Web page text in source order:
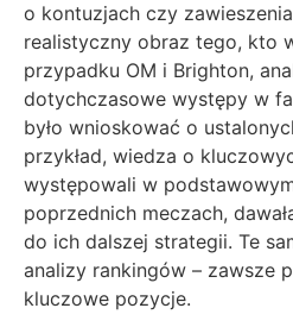
o kontuzjach czy
realistyczny obraz tego, kto
przypadku OM i Brighton,
dotychczasowe występy w
było wnioskować o
przykład, wiedza o
występowali w
poprzednich meczach,
do ich dalszej strategii. Te
analizy rankingów – zawsze
kluczowe pozycje.